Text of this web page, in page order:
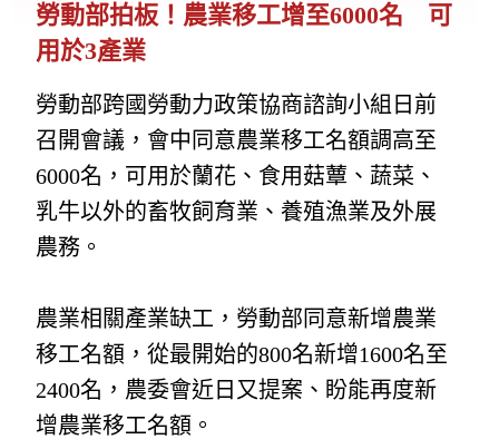
勞動部拍板！農業移工增至6000名 可
用於3產業
勞動部跨國勞動力政策協商諮詢小組日前
召開會議，會中同意農業移工名額調高至
6000名，可用於蘭花、食用菇蕈、蔬菜、
乳牛以外的畜牧飼育業、養殖漁業及外展
農務。
農業相關產業缺工，勞動部同意新增農業
移工名額，從最開始的800名新增1600名至
2400名，農委會近日又提案、盼能再度新
增農業移工名額。